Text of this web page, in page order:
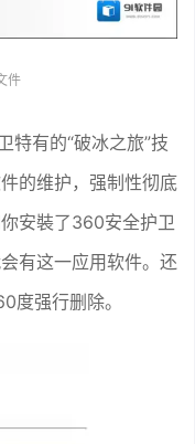
件
特有的“破冰之旅”技
的维护，强制性彻底
安裝了360安全护卫
有这一应用软件。还
度强行删除。